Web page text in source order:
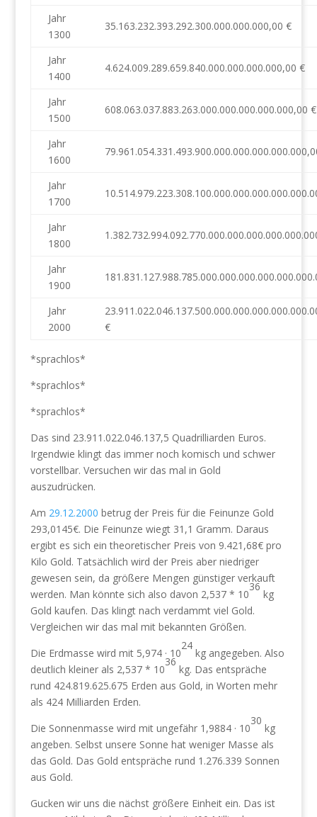
Jahr
1300
35.163.232.393.292.300.000.000.000,00 €
Jahr
1400
4.624.009.289.659.840.000.000.000.000,00 €
Jahr
1500
608.063.037.883.263.000.000.000.000.000,00 €
Jahr
1600
Jahr
1700
Jahr
1800
Jahr
1900
Jahr
2000
€
*sprachlos*
*sprachlos*
*sprachlos*
Das sind 23.911.022.046.137,5 Quadrilliarden Euros.
Irgendwie klingt das immer noch komisch und schwer
vorstellbar. Versuchen wir das mal in Gold
auszudrücken.
Am 29.12.2000 betrug der Preis für die Feinunze Gold
293,0145€. Die Feinunze wiegt 31,1 Gramm. Daraus
ergibt es sich ein theoretischer Preis von 9.421,68€ pro
Kilo Gold. Tatsächlich wird der Preis aber niedriger
gewesen sein, da größere Mengen günstiger verkauft
werden. Man könnte sich also davon 2,537 * 10
36
kg
Gold kaufen. Das klingt nach verdammt viel Gold.
Vergleichen wir das mal mit bekannten Größen.
Die Erdmasse wird mit 5,974 · 10
24
kg angegeben. Also
deutlich kleiner als 2,537 * 10
36
kg. Das entspräche
rund 424.819.625.675 Erden aus Gold, in Worten mehr
als 424 Milliarden Erden.
Die Sonnenmasse wird mit ungefähr 1,9884 · 10
30
kg
angeben. Selbst unsere Sonne hat weniger Masse als
das Gold. Das Gold entspräche rund 1.276.339 Sonnen
aus Gold.
Gucken wir uns die nächst größere Einheit ein. Das ist